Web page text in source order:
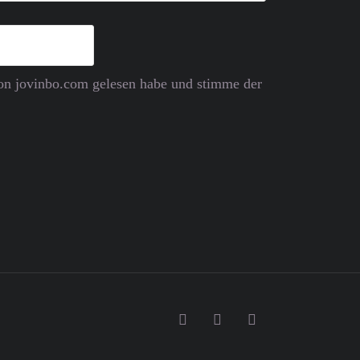
jovinbo.com gelesen habe und stimme der